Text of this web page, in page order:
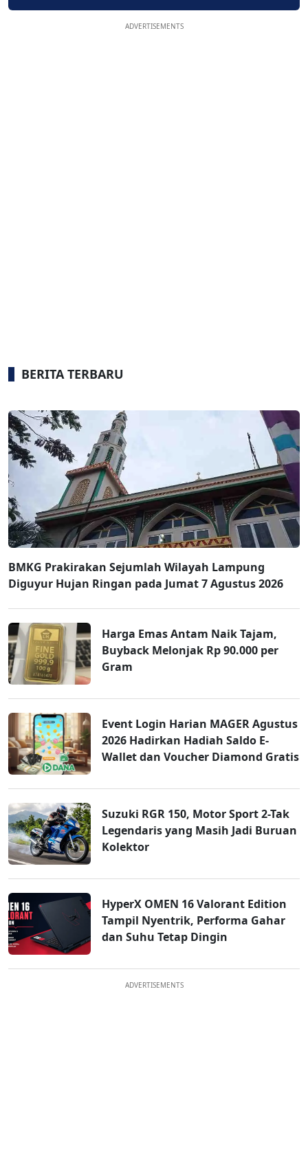
ADVERTISEMENTS
BERITA TERBARU
BMKG Prakirakan Sejumlah Wilayah Lampung
Diguyur Hujan Ringan pada Jumat 7 Agustus 2026
Harga Emas Antam Naik Tajam,
Buyback Melonjak Rp 90.000 per
Gram
Event Login Harian MAGER Agustus
2026 Hadirkan Hadiah Saldo E-
Wallet dan Voucher Diamond Gratis
Suzuki RGR 150, Motor Sport 2-Tak
Legendaris yang Masih Jadi Buruan
Kolektor
HyperX OMEN 16 Valorant Edition
Tampil Nyentrik, Performa Gahar
dan Suhu Tetap Dingin
ADVERTISEMENTS